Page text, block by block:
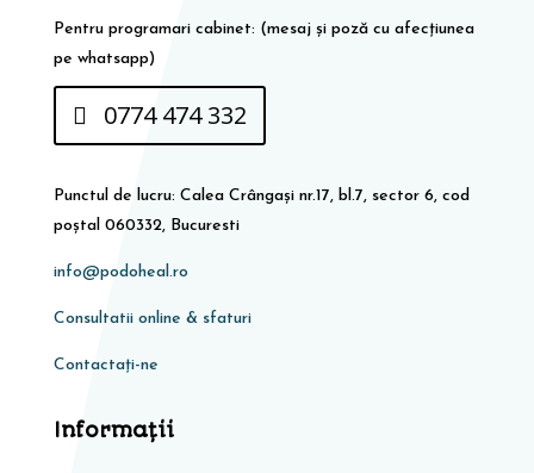
Pentru programari cabinet: (mesaj și poză cu afecțiunea
pe whatsapp)
0774 474 332
Punctul de lucru: Calea Crângași nr.17, bl.7, sector 6, cod
poștal 060332, Bucuresti
info@podoheal.ro
Consultatii online & sfaturi
Contactați-ne
Informaţii